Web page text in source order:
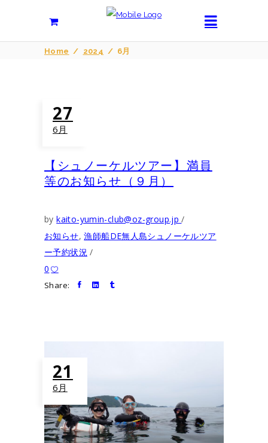
Home / 2024 / 6月
27
6月
【シュノーケルツアー】満員
等のお知らせ（９月）
bykaito-yumin-club@oz-group.jp
お知らせ,漁師船DE無人島シュノーケルツア
ー予約状況
0
Share:
21
6月